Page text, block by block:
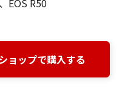
EOS R50
ョップで購入する